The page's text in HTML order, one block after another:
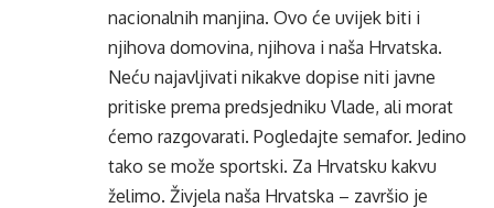
nacionalnih manjina. Ovo će uvijek biti i
njihova domovina, njihova i naša Hrvatska.
Neću najavljivati nikakve dopise niti javne
pritiske prema predsjedniku Vlade, ali morat
ćemo razgovarati. Pogledajte semafor. Jedino
tako se može sportski. Za Hrvatsku kakvu
želimo. Živjela naša Hrvatska – završio je